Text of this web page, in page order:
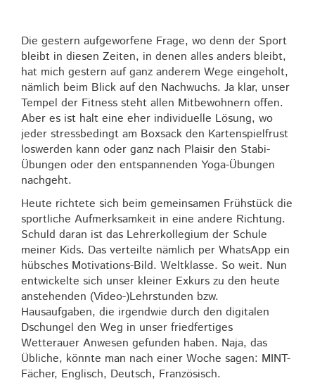
Die gestern aufgeworfene Frage, wo denn der Sport
bleibt in diesen Zeiten, in denen alles anders bleibt,
hat mich gestern auf ganz anderem Wege eingeholt,
nämlich beim Blick auf den Nachwuchs. Ja klar, unser
Tempel der Fitness steht allen Mitbewohnern offen.
Aber es ist halt eine eher individuelle Lösung, wo
jeder stressbedingt am Boxsack den Kartenspielfrust
loswerden kann oder ganz nach Plaisir den Stabi-
Übungen oder den entspannenden Yoga-Übungen
nachgeht.
Heute richtete sich beim gemeinsamen Frühstück die
sportliche Aufmerksamkeit in eine andere Richtung.
Schuld daran ist das Lehrerkollegium der Schule
meiner Kids. Das verteilte nämlich per WhatsApp ein
hübsches Motivations-Bild. Weltklasse. So weit. Nun
entwickelte sich unser kleiner Exkurs zu den heute
anstehenden (Video-)Lehrstunden bzw.
Hausaufgaben, die irgendwie durch den digitalen
Dschungel den Weg in unser friedfertiges
Wetterauer Anwesen gefunden haben. Naja, das
Übliche, könnte man nach einer Woche sagen: MINT-
Fächer, Englisch, Deutsch, Französisch.